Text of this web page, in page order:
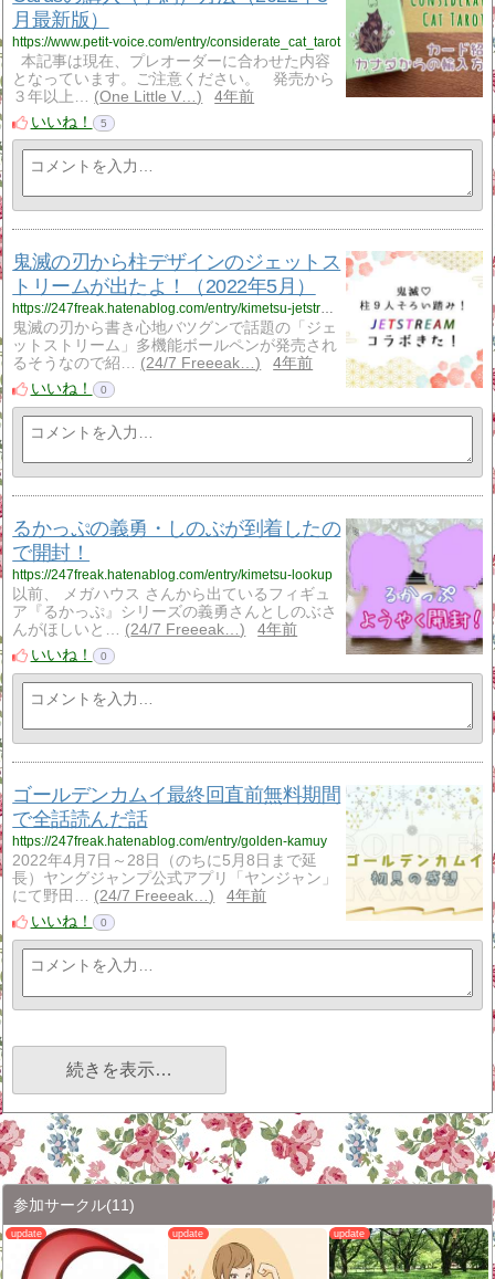
月最新版）
https://www.petit-voice.com/entry/considerate_cat_tarot
本記事は現在、プレオーダーに合わせた内容
となっています。ご注意ください。 発売から
３年以上…
One Little V…
4年前
いいね！
5
鬼滅の刃から柱デザインのジェットス
トリームが出たよ！（2022年5月）
https://247freak.hatenablog.com/entry/kimetsu-jetstream2022
鬼滅の刃から書き心地バツグンで話題の「ジェ
ットストリーム」多機能ボールペンが発売され
るそうなので紹…
24/7 Freeeak…
4年前
いいね！
0
るかっぷの義勇・しのぶが到着したの
で開封！
https://247freak.hatenablog.com/entry/kimetsu-lookup
以前、 メガハウス さんから出ているフィギュ
ア『るかっぷ』シリーズの義勇さんとしのぶさ
んがほしいと…
24/7 Freeeak…
4年前
いいね！
0
ゴールデンカムイ最終回直前無料期間
で全話読んだ話
https://247freak.hatenablog.com/entry/golden-kamuy
2022年4月7日～28日（のちに5月8日まで延
長）ヤングジャンプ公式アプリ「ヤンジャン」
にて野田…
24/7 Freeeak…
4年前
いいね！
0
続きを表示…
参加サークル(11)